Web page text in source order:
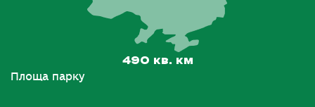
490 кв. км
Площа парку